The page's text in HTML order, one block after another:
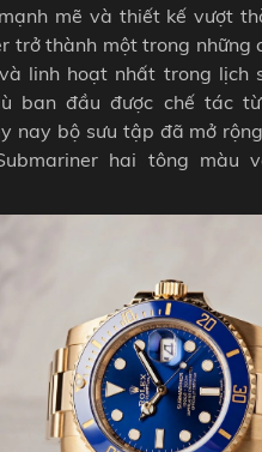
mẽ và thiết kế vượt
trở thành một trong những
linh hoạt nhất trong lịch
ban đầu được chế tác
nay bộ sưu tập đã mở
hai tông màu